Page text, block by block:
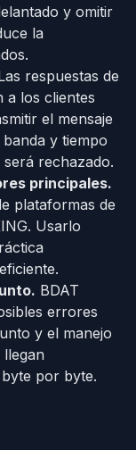
y omitir
la
respuestas de
a los clientes
el mensaje
y tiempo
rechazado.
principales.
plataformas de
Usarlo
BDAT
errores
y el manejo
llegan
por byte.